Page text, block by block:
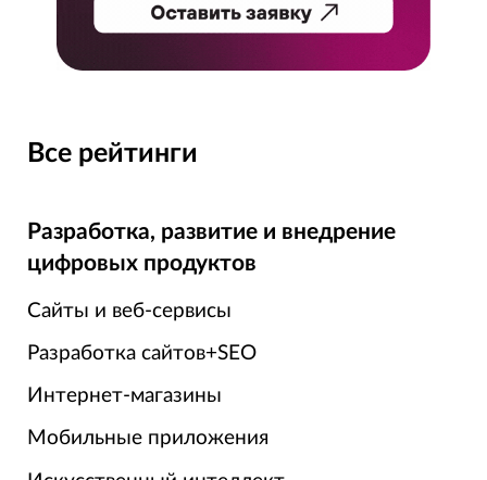
Все рейтинги
Разработка, развитие и внедрение
цифровых продуктов
Сайты и веб-сервисы
Разработка сайтов+SEO
Интернет-магазины
Мобильные приложения